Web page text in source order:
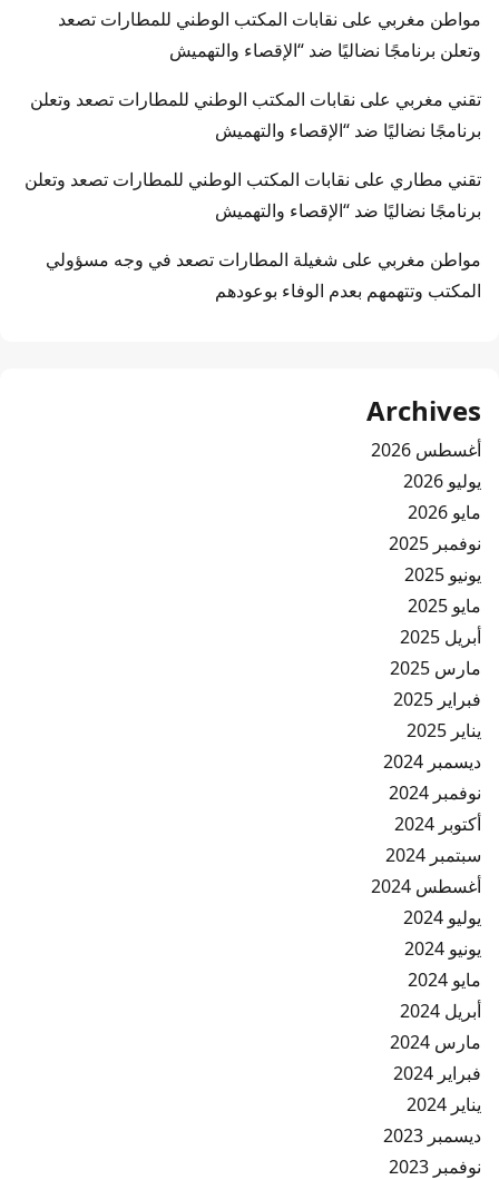
مواطن مغربي على نقابات المكتب الوطني للمطارات تصعد
وتعلن برنامجًا نضاليًا ضد “الإقصاء والتهميش
تقني مغربي على نقابات المكتب الوطني للمطارات تصعد وتعلن
برنامجًا نضاليًا ضد “الإقصاء والتهميش
تقني مطاري على نقابات المكتب الوطني للمطارات تصعد وتعلن
برنامجًا نضاليًا ضد “الإقصاء والتهميش
مواطن مغربي على شغيلة المطارات تصعد في وجه مسؤولي
المكتب وتتهمهم بعدم الوفاء بوعودهم
Archives
أغسطس 2026
يوليو 2026
مايو 2026
نوفمبر 2025
يونيو 2025
مايو 2025
أبريل 2025
مارس 2025
فبراير 2025
يناير 2025
ديسمبر 2024
نوفمبر 2024
أكتوبر 2024
سبتمبر 2024
أغسطس 2024
يوليو 2024
يونيو 2024
مايو 2024
أبريل 2024
مارس 2024
فبراير 2024
يناير 2024
ديسمبر 2023
نوفمبر 2023